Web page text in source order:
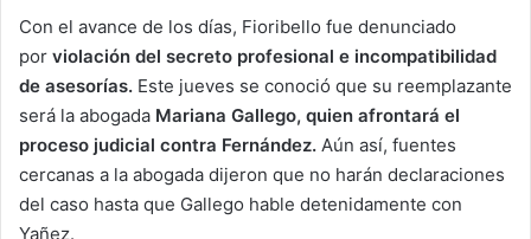
Con el avance de los días, Fioribello fue denunciado
por violación del secreto profesional e incompatibilidad
de asesorías. Este jueves se conoció que su reemplazante
será la abogada Mariana Gallego, quien afrontará el
proceso judicial contra Fernández. Aún así, fuentes
cercanas a la abogada dijeron que no harán declaraciones
del caso hasta que Gallego hable detenidamente con
Yañez.